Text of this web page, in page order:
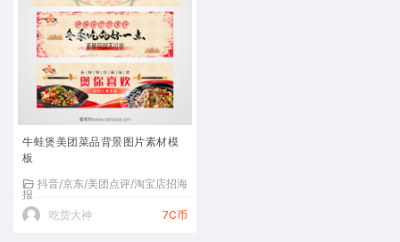
牛蛙煲美团菜品背景图片素材模
板
抖音/京东/美团点评/淘宝店招海
报
吃货大神
7C币